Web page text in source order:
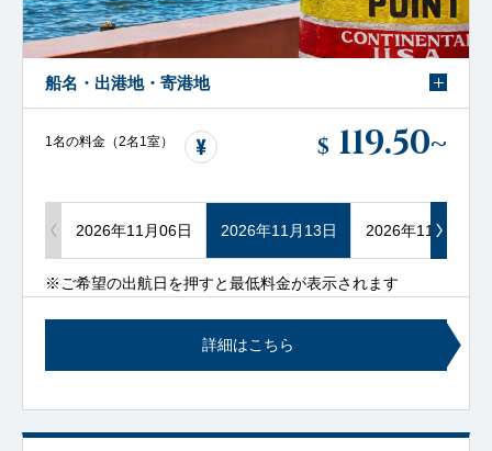
船名・出港地・寄港地
1名の料金（2名1室） $ 119.50~
2026年11月06日 2026年11月13日 2026年11月20日
※ご希望の出航日を押すと最低料金が表示されます
詳細はこちら